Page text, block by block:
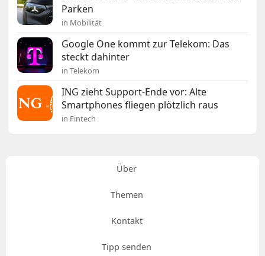
Parken
in Mobilität
Google One kommt zur Telekom: Das
steckt dahinter
in Telekom
ING zieht Support-Ende vor: Alte
Smartphones fliegen plötzlich raus
in Fintech
Über
Themen
Kontakt
Tipp senden